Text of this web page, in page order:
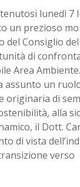
tenutosi lunedì 7
un prezioso
Consiglio
di
Area Ambiente.
assunto un
originaria di
alla
il Dott.
di vista
verso